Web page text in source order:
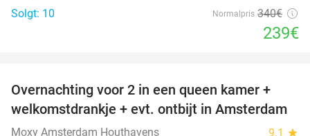
Solgt: 10
Normalpris 340€
239€
51%
Overnachting voor 2 in een queen kamer +
welkomstdrankje + evt. ontbijt in Amsterdam
Moxy Amsterdam Houthavens 9.1 star